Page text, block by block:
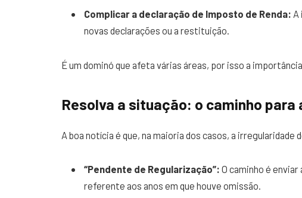
Complicar a declaração de Imposto de Renda: A
novas declarações ou a restituição.
É um dominó que afeta várias áreas, por isso a
Resolva a situação: o caminho para
A boa notícia é que, na maioria dos casos, a irregularidade
“Pendente de Regularização”: O caminho é
referente aos anos em que houve omissão.